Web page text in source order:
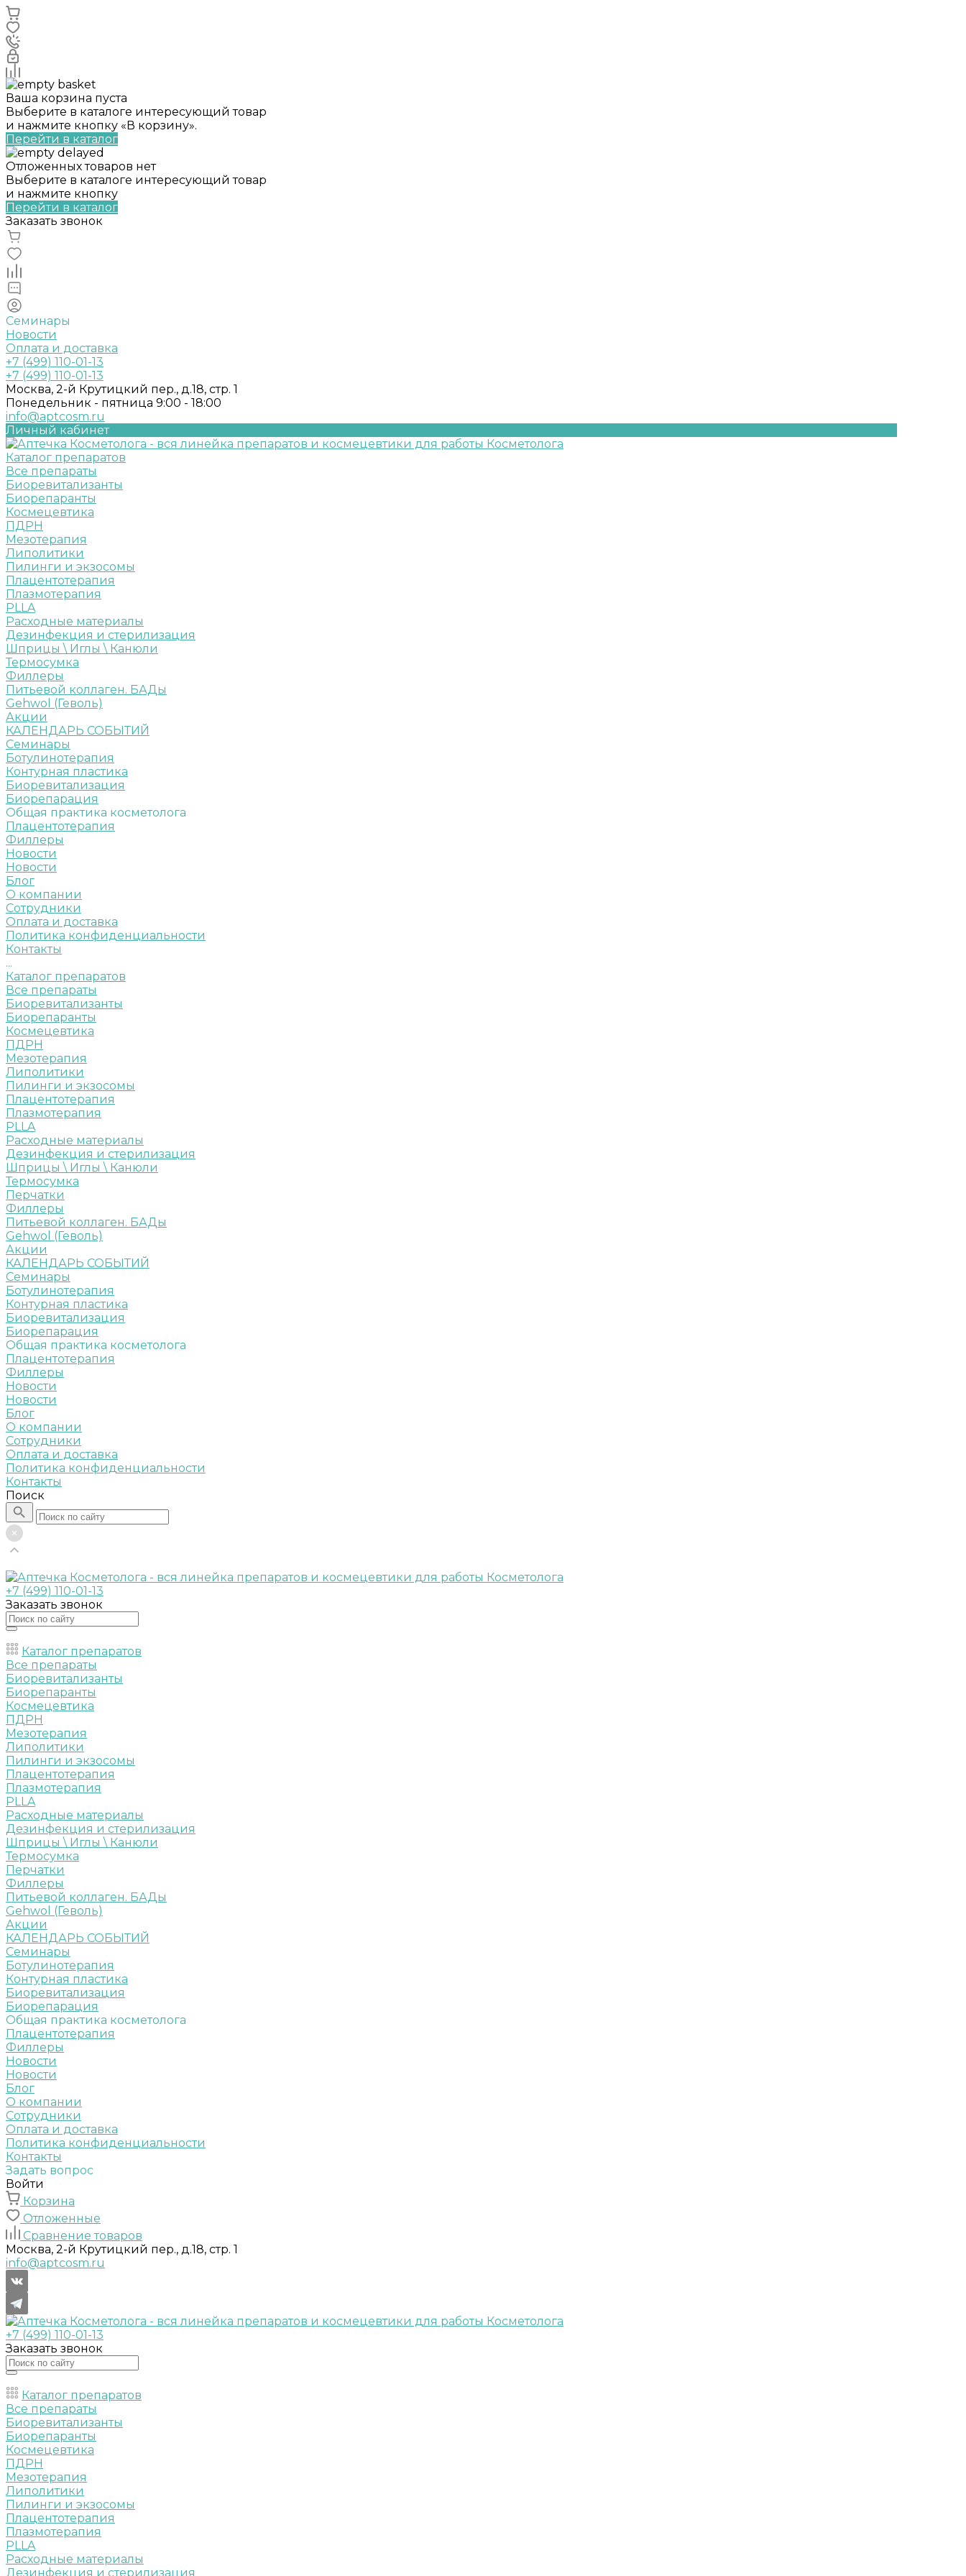
Ваша корзина пуста
Выберите в каталоге интересующий товар
и нажмите кнопку «В корзину».
Перейти в каталог
Отложенных товаров нет
Выберите в каталоге интересующий товар
и нажмите кнопку
Перейти в каталог
Заказать звонок
Семинары
Новости
Оплата и доставка
+7 (499) 110-01-13
+7 (499) 110-01-13
Москва, 2-й Крутицкий пер., д.18, стр. 1
Понедельник - пятница 9:00 - 18:00
info@aptcosm.ru
Личный кабинет
Каталог препаратов
Все препараты
Биоревитализанты
Биорепаранты
Космецевтика
ПДРН
Мезотерапия
Липолитики
Пилинги и экзосомы
Плацентотерапия
Плазмотерапия
PLLA
Расходные материалы
Дезинфекция и стерилизация
Шприцы \ Иглы \ Канюли
Термосумка
Филлеры
Питьевой коллаген. БАДы
Gehwol (Геволь)
Акции
КАЛЕНДАРЬ СОБЫТИЙ
Семинары
Ботулинотерапия
Контурная пластика
Биоревитализация
Биорепарация
Общая практика косметолога
Плацентотерапия
Филлеры
Новости
Новости
Блог
О компании
Сотрудники
Оплата и доставка
Политика конфиденциальности
Контакты
...
Каталог препаратов
Все препараты
Биоревитализанты
Биорепаранты
Космецевтика
ПДРН
Мезотерапия
Липолитики
Пилинги и экзосомы
Плацентотерапия
Плазмотерапия
PLLA
Расходные материалы
Дезинфекция и стерилизация
Шприцы \ Иглы \ Канюли
Термосумка
Перчатки
Филлеры
Питьевой коллаген. БАДы
Gehwol (Геволь)
Акции
КАЛЕНДАРЬ СОБЫТИЙ
Семинары
Ботулинотерапия
Контурная пластика
Биоревитализация
Биорепарация
Общая практика косметолога
Плацентотерапия
Филлеры
Новости
Новости
Блог
О компании
Сотрудники
Оплата и доставка
Политика конфиденциальности
Контакты
Поиск
+7 (499) 110-01-13
Заказать звонок
Каталог препаратов
Все препараты
Биоревитализанты
Биорепаранты
Космецевтика
ПДРН
Мезотерапия
Липолитики
Пилинги и экзосомы
Плацентотерапия
Плазмотерапия
PLLA
Расходные материалы
Дезинфекция и стерилизация
Шприцы \ Иглы \ Канюли
Термосумка
Перчатки
Филлеры
Питьевой коллаген. БАДы
Gehwol (Геволь)
Акции
КАЛЕНДАРЬ СОБЫТИЙ
Семинары
Ботулинотерапия
Контурная пластика
Биоревитализация
Биорепарация
Общая практика косметолога
Плацентотерапия
Филлеры
Новости
Новости
Блог
О компании
Сотрудники
Оплата и доставка
Политика конфиденциальности
Контакты
Задать вопрос
Войти
Корзина
Отложенные
Сравнение товаров
Москва, 2-й Крутицкий пер., д.18, стр. 1
info@aptcosm.ru
+7 (499) 110-01-13
Заказать звонок
Каталог препаратов
Все препараты
Биоревитализанты
Биорепаранты
Космецевтика
ПДРН
Мезотерапия
Липолитики
Пилинги и экзосомы
Плацентотерапия
Плазмотерапия
PLLA
Расходные материалы
Дезинфекция и стерилизация